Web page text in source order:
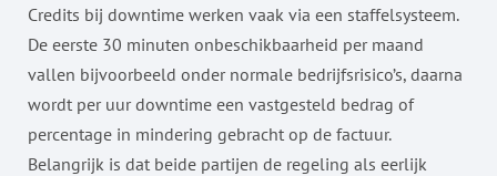
Credits bij downtime werken vaak via een staffelsysteem.
De eerste 30 minuten onbeschikbaarheid per maand
vallen bijvoorbeeld onder normale bedrijfsrisico’s, daarna
wordt per uur downtime een vastgesteld bedrag of
percentage in mindering gebracht op de factuur.
Belangrijk is dat beide partijen de regeling als eerlijk